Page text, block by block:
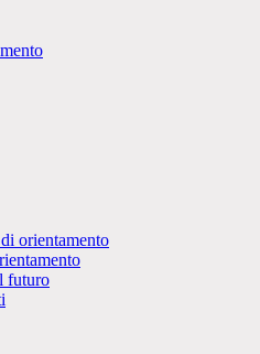
orientamento
futuro